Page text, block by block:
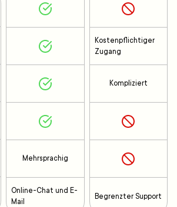
Mehrsprachig
Online-Chat und E-
Mail
Kostenpflichtiger
Zugang
Kompliziert
Begrenzter Support